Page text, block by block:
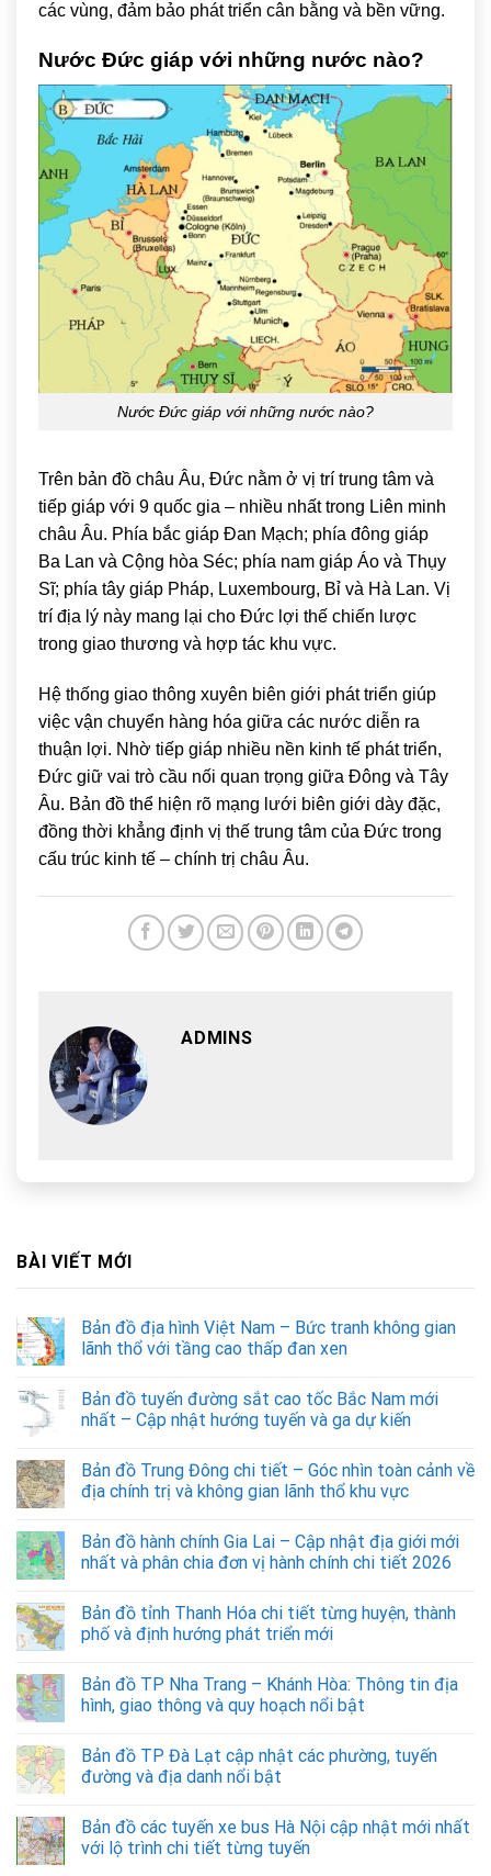
các vùng, đảm bảo phát triển cân bằng và bền vững.
Nước Đức giáp với những nước nào?
Nước Đức giáp với những nước nào?
Trên bản đồ châu Âu, Đức nằm ở vị trí trung tâm và
tiếp giáp với 9 quốc gia – nhiều nhất trong Liên minh
châu Âu. Phía bắc giáp Đan Mạch; phía đông giáp
Ba Lan và Cộng hòa Séc; phía nam giáp Áo và Thụy
Sĩ; phía tây giáp Pháp, Luxembourg, Bỉ và Hà Lan. Vị
trí địa lý này mang lại cho Đức lợi thế chiến lược
trong giao thương và hợp tác khu vực.
Hệ thống giao thông xuyên biên giới phát triển giúp
việc vận chuyển hàng hóa giữa các nước diễn ra
thuận lợi. Nhờ tiếp giáp nhiều nền kinh tế phát triển,
Đức giữ vai trò cầu nối quan trọng giữa Đông và Tây
Âu. Bản đồ thể hiện rõ mạng lưới biên giới dày đặc,
đồng thời khẳng định vị thế trung tâm của Đức trong
cấu trúc kinh tế – chính trị châu Âu.
ADMINS
BÀI VIẾT MỚI
Bản đồ địa hình Việt Nam – Bức tranh không gian
lãnh thổ với tầng cao thấp đan xen
Bản đồ tuyến đường sắt cao tốc Bắc Nam mới
nhất – Cập nhật hướng tuyến và ga dự kiến
Bản đồ Trung Đông chi tiết – Góc nhìn toàn cảnh về
địa chính trị và không gian lãnh thổ khu vực
Bản đồ hành chính Gia Lai – Cập nhật địa giới mới
nhất và phân chia đơn vị hành chính chi tiết 2026
Bản đồ tỉnh Thanh Hóa chi tiết từng huyện, thành
phố và định hướng phát triển mới
Bản đồ TP Nha Trang – Khánh Hòa: Thông tin địa
hình, giao thông và quy hoạch nổi bật
Bản đồ TP Đà Lạt cập nhật các phường, tuyến
đường và địa danh nổi bật
Bản đồ các tuyến xe bus Hà Nội cập nhật mới nhất
với lộ trình chi tiết từng tuyến